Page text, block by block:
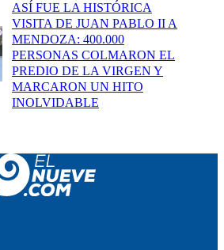
ASÍ FUE LA HISTÓRICA
VISITA DE JUAN PABLO II A
MENDOZA: 400.000
PERSONAS COLMARON EL
PREDIO DE LA VIRGEN Y
MARCARON UN HITO
INOLVIDABLE